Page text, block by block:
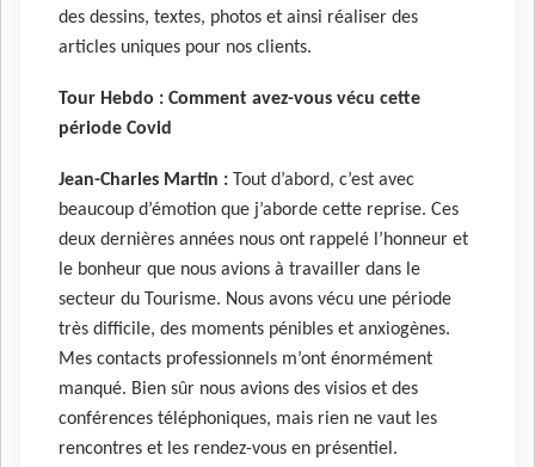
des dessins, textes, photos et ainsi réaliser des
articles uniques pour nos clients.
Tour Hebdo : Comment avez-vous vécu cette
période Covid
Jean-Charles Martin : Tout d’abord, c’est avec
beaucoup d’émotion que j’aborde cette reprise. Ces
deux dernières années nous ont rappelé l’honneur et
le bonheur que nous avions à travailler dans le
secteur du Tourisme. Nous avons vécu une période
très difficile, des moments pénibles et anxiogènes.
Mes contacts professionnels m’ont énormément
manqué. Bien sûr nous avions des visios et des
conférences téléphoniques, mais rien ne vaut les
rencontres et les rendez-vous en présentiel.